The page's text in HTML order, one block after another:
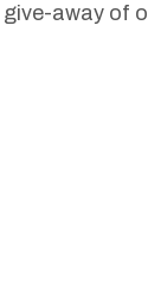
away of